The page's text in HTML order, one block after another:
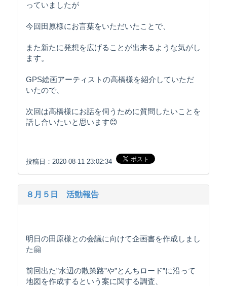
っていましたが
今回田原様にお言葉をいただいたことで、
また新たに発想を広げることが出来るような気がし
ます。
GPS絵画アーティストの高橋様を紹介していただ
いたので、
次回は高橋様にお話を伺うために質問したいことを
話し合いたいと思います😊
投稿日：2020-08-11 23:02:34
８月５日 活動報告
明日の田原様との会議に向けて企画書を作成しまし
た🤗
前回出た”水辺の散策路”や”とんちロード”に沿って
地図を作成するという案に関する調査、